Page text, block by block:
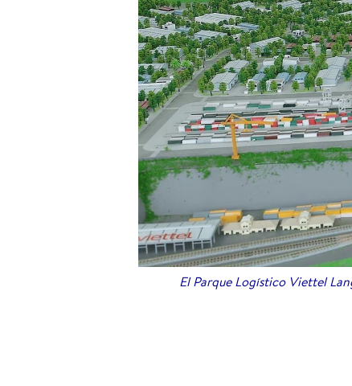
El Parque Logístico Viettel